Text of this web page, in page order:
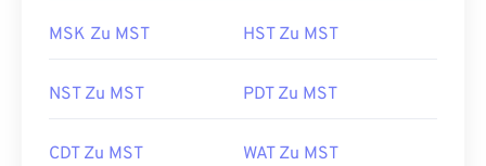
MSK Zu MST HST Zu MST
NST Zu MST PDT Zu MST
CDT Zu MST WAT Zu MST